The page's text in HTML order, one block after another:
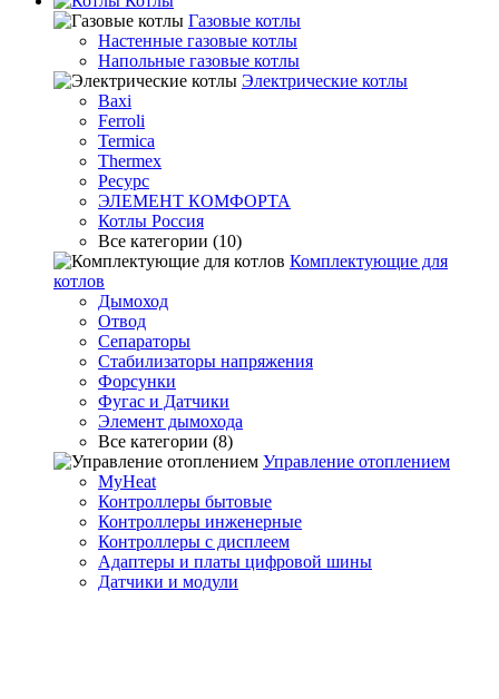
Гaзовые котлы
Настенные газовые котлы
Напольные газовые котлы
Электрические котлы
Baxi
Ferroli
Termica
Thermex
Ресурс
ЭЛЕМЕНТ КОМФОРТА
Котлы Россия
Все категории (10)
Комплектующие для
котлов
Дымоход
Отвод
Сепараторы
Стабилизаторы напряжения
Форсунки
Фугас и Датчики
Элемент дымохода
Все категории (8)
Управление отоплением
MyHeat
Контроллеры бытовые
Контроллеры инженерные
Контроллеры с дисплеем
Адаптеры и платы цифровой шины
Датчики и модули